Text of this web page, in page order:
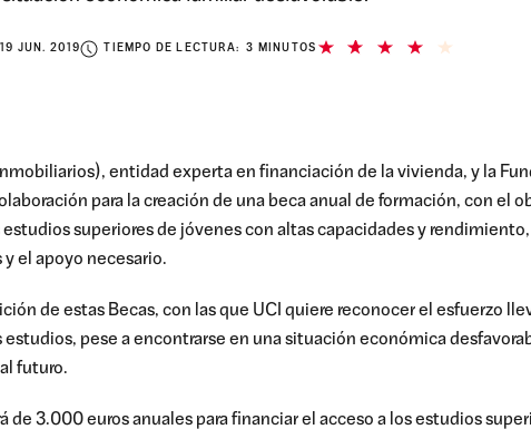
19 JUN. 2019 TIEMPO DE LECTURA: 3 MINUTOS
entidad experta en financiación de la vivienda, y la
para la creación de una becaanual de formación, con el
estudios superioresde jóvenes con altas capacidades y rendimiento,
y el apoyo necesario.
de estas Becas, con las que UCI quiere reconocer el esfuerzo
estudios, pese a encontrarse en una situación económica
futuro.
de 3.000 eurosanualespara financiar el acceso a los estudios